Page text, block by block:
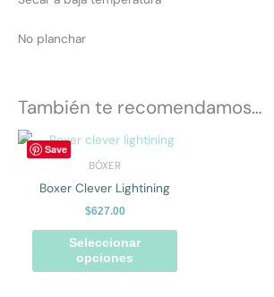
No planchar
También te recomendamos…
Save
BÓXER
Boxer Clever Lightining
$627.00
Seleccionar
opciones
Las
se